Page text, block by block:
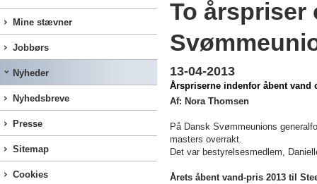
Mine stævner
Jobbørs
Nyheder
Nyhedsbreve
Presse
Sitemap
Cookies
To årspriser
13-04-2013
Årspriserne indenfor åbent vand
Af: Nora Thomsen
På Dansk Svømmeunions
masters overrakt.
Det var bestyrelsesmedlem,
Årets åbent vand-pris 2013 til